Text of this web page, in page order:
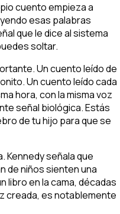
cuento empieza a
esas palabras
que le dice al sistema
soltar.
Un cuento leído de
Un cuento leído cada
hora, con la misma voz
señal biológica. Estás
de tu hijo para que se
Kennedy señala que
de niños sienten una
libro en la cama, décadas
creada, es notablemente